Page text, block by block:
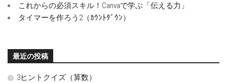
これからの必須スキル！Canvaで学ぶ「伝える力」
タイマーを作ろう2（ｶｳﾝﾄﾀﾞｳﾝ）
最近の投稿
3ヒントクイズ（算数）